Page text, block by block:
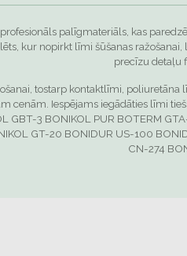
palīgmateriāls, kas
kur nopirkt līmi šūšanas
precīzu detaļu
tostarp kontaktlīmi,
cenām. Iespējams iegādāties līmi
GBT-3 BONIKOL PUR BOTERM
GT-20 BONIDUR US-100
CN-274